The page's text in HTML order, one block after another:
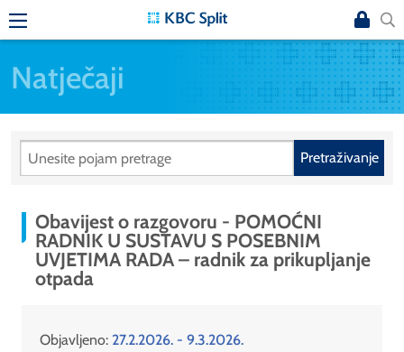
Natječaji
Pretraživanje
Obavijest o razgovoru - POMOĆNI
RADNIK U SUSTAVU S POSEBNIM
UVJETIMA RADA – radnik za prikupljanje
otpada
Objavljeno: 27.2.2026. - 9.3.2026.